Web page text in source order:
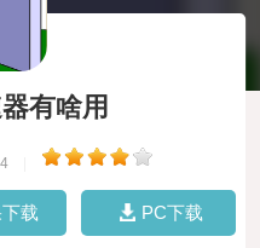
有啥用
载 PC下载